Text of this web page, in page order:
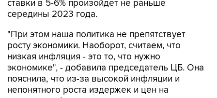
"При этом наша политика не препятствует
низкая инфляция - это то, что нужно
экономике", - добавила председатель ЦБ. Она
пояснила, что из-за высокой инфляции и
непонятного роста издержек и цен на
продукцию бизнесу тяжело прогнозировать
выручку и рентабельность.